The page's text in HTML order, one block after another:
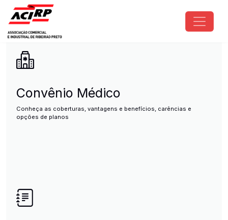
Pular para o conteúdo principal
ACIRP - Associação Comercial
Convênio Médico
Conheça as coberturas, vantagens e benefícios, carências e
opções de planos